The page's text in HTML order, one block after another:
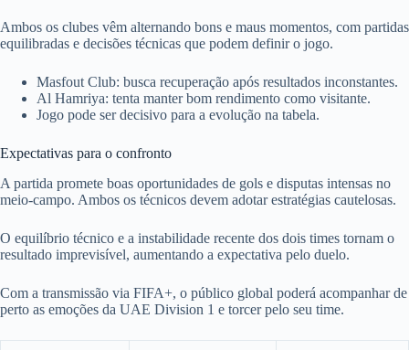
Ambos os clubes vêm alternando bons e maus momentos, com partidas
equilibradas e decisões técnicas que podem definir o jogo.
Masfout Club: busca recuperação após resultados inconstantes.
Al Hamriya: tenta manter bom rendimento como visitante.
Jogo pode ser decisivo para a evolução na tabela.
Expectativas para o confronto
A partida promete boas oportunidades de gols e disputas intensas no
meio-campo. Ambos os técnicos devem adotar estratégias cautelosas.
O equilíbrio técnico e a instabilidade recente dos dois times tornam o
resultado imprevisível, aumentando a expectativa pelo duelo.
Com a transmissão via FIFA+, o público global poderá acompanhar de
perto as emoções da UAE Division 1 e torcer pelo seu time.